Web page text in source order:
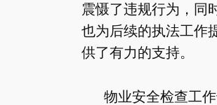
震慑了违规行为，同
也为后续的执法工作
供了有力的支持。
物业安全检查工